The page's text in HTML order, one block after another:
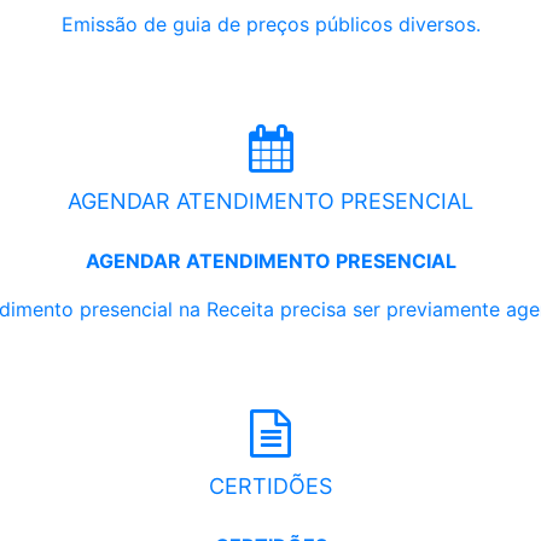
Emissão de guia de preços públicos diversos.
AGENDAR ATENDIMENTO PRESENCIAL
AGENDAR ATENDIMENTO PRESENCIAL
presencial na Receita precisa ser previamente
CERTIDÕES